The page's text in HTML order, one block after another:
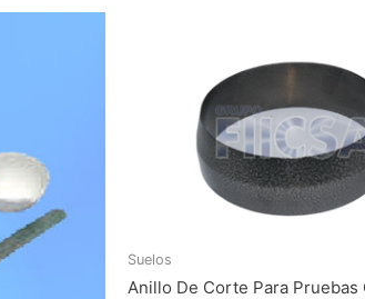
Suelos
Anillo De Corte Para Pruebas